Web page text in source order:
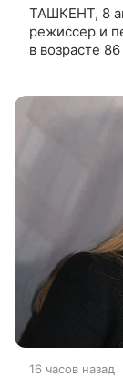
ТАШКЕНТ, 8
режиссер и
в возрасте
16 часов назад